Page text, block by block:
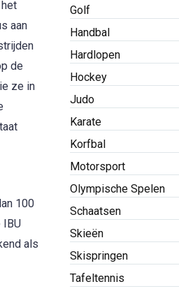
aan
de
ze in
100
als
Golf
Handbal
Hardlopen
Hockey
Judo
Karate
Korfbal
Motorsport
Olympische Spelen
Schaatsen
Skieën
Skispringen
Tafeltennis